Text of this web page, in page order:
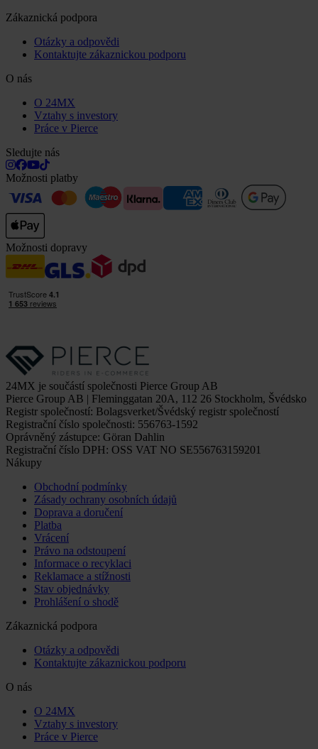
Zákaznická podpora
Otázky a odpovědi
Kontaktujte zákaznickou podporu
O nás
O 24MX
Vztahy s investory
Práce v Pierce
Sledujte nás
Možnosti platby
Možnosti dopravy
24MX je součástí společnosti Pierce Group AB
Pierce Group AB | Fleminggatan 20A, 112 26 Stockholm, Švédsko
Registr společností: Bolagsverket/Švédský registr společností
Registrační číslo společnosti: 556763-1592
Oprávněný zástupce: Göran Dahlin
Registrační číslo DPH: OSS VAT NO SE556763159201
Nákupy
Obchodní podmínky
Zásady ochrany osobních údajů
Doprava a doručení
Platba
Vrácení
Právo na odstoupení
Informace o recyklaci
Reklamace a stížnosti
Stav objednávky
Prohlášení o shodě
Zákaznická podpora
Otázky a odpovědi
Kontaktujte zákaznickou podporu
O nás
O 24MX
Vztahy s investory
Práce v Pierce